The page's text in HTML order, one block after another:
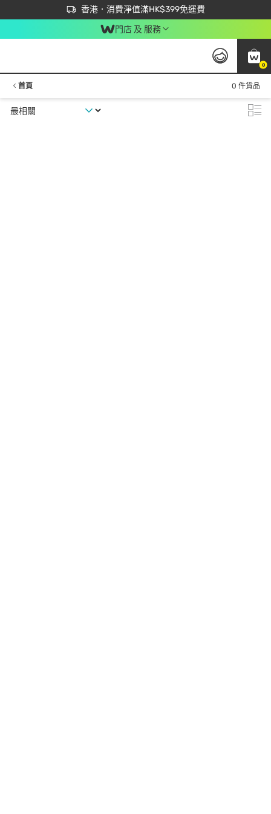
香港．消費淨值滿HK$399免運費
立即成為易賞錢會員盡享獨家優惠
首次APP下單買滿$450 輸入 NEWAPP 即減$50
門店 及 服務
0
首頁 0 件貨品